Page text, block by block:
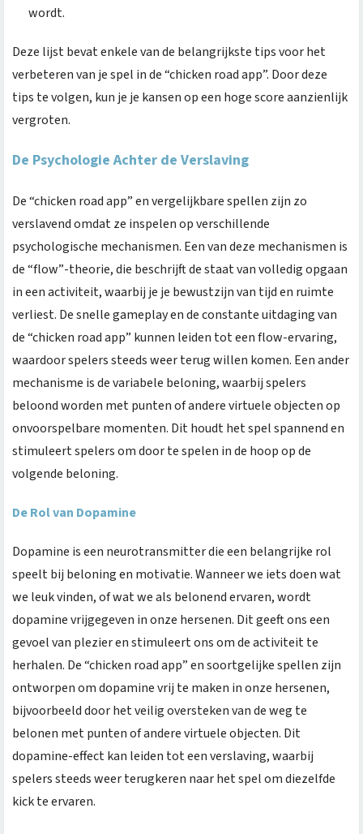
wordt.
Deze lijst bevat enkele van de belangrijkste tips voor het
verbeteren van je spel in de “chicken road app”. Door deze
tips te volgen, kun je je kansen op een hoge score aanzienlijk
vergroten.
De Psychologie Achter de Verslaving
De “chicken road app” en vergelijkbare spellen zijn zo
verslavend omdat ze inspelen op verschillende
psychologische mechanismen. Een van deze mechanismen is
de “flow”-theorie, die beschrijft de staat van volledig opgaan
in een activiteit, waarbij je je bewustzijn van tijd en ruimte
verliest. De snelle gameplay en de constante uitdaging van
de “chicken road app” kunnen leiden tot een flow-ervaring,
waardoor spelers steeds weer terug willen komen. Een ander
mechanisme is de variabele beloning, waarbij spelers
beloond worden met punten of andere virtuele objecten op
onvoorspelbare momenten. Dit houdt het spel spannend en
stimuleert spelers om door te spelen in de hoop op de
volgende beloning.
De Rol van Dopamine
Dopamine is een neurotransmitter die een belangrijke rol
speelt bij beloning en motivatie. Wanneer we iets doen wat
we leuk vinden, of wat we als belonend ervaren, wordt
dopamine vrijgegeven in onze hersenen. Dit geeft ons een
gevoel van plezier en stimuleert ons om de activiteit te
herhalen. De “chicken road app” en soortgelijke spellen zijn
ontworpen om dopamine vrij te maken in onze hersenen,
bijvoorbeeld door het veilig oversteken van de weg te
belonen met punten of andere virtuele objecten. Dit
dopamine-effect kan leiden tot een verslaving, waarbij
spelers steeds weer terugkeren naar het spel om diezelfde
kick te ervaren.